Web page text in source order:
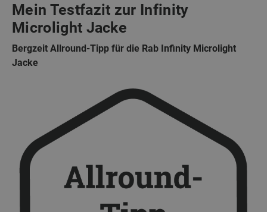
Mein Testfazit zur Infinity
Microlight Jacke
Bergzeit Allround-Tipp für die Rab Infinity Microlight
Jacke